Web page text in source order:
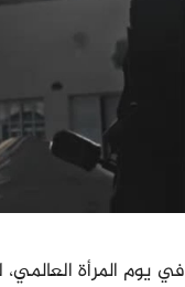
في يوم المرأة